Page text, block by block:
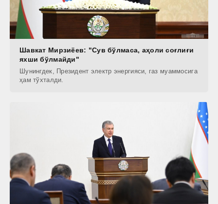
Шавкат Мирзиёев: "Сув бўлмаса, аҳоли соғлиғи
яхши бўлмайди"
Шунингдек, Президент электр энергияси, газ муаммосига
ҳам тўхталди.